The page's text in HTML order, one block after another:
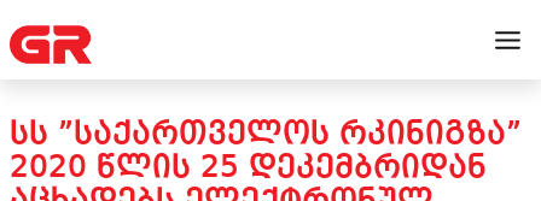
ᲡᲡ ”ᲡᲐᲥᲐᲠᲗᲕᲔᲚᲝᲡ ᲠᲙᲘᲜᲘᲒᲖᲐ”
2020 ᲬᲚᲘᲡ 25 ᲓᲔᲙᲔᲛᲑᲠᲘᲓᲐᲜ